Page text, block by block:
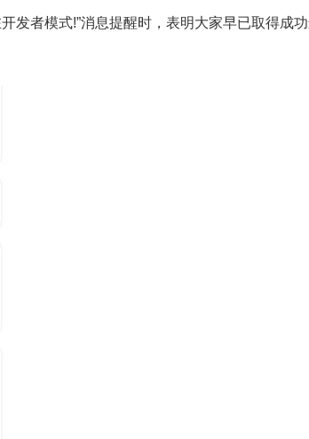
者模式!”消息提醒时，表明大家早已取得成